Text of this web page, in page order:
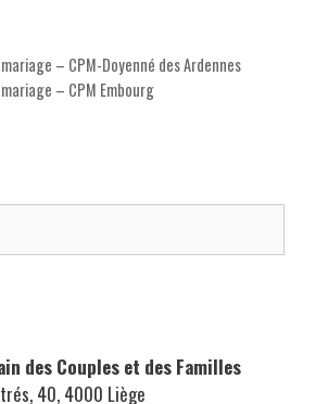
– CPM-Doyenné des Ardennes
– CPM Embourg
des Couples et des Familles
40, 4000 Liège